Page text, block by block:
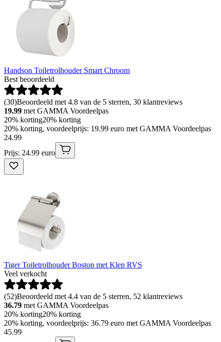
Handson Toiletrolhouder Smart Chroom
Best beoordeeld
(30)Beoordeeld met 4.8 van de 5 sterren, 30 klantreviews
19.99 met GAMMA Voordeelpas
20% korting20% korting
20% korting, voordeelprijs: 19.99 euro met GAMMA Voordeelpas
24.99
Prijs: 24.99 euro
Tiger Toiletrolhouder Boston met Klep RVS
Veel verkocht
(52)Beoordeeld met 4.4 van de 5 sterren, 52 klantreviews
36.79 met GAMMA Voordeelpas
20% korting20% korting
20% korting, voordeelprijs: 36.79 euro met GAMMA Voordeelpas
45.99